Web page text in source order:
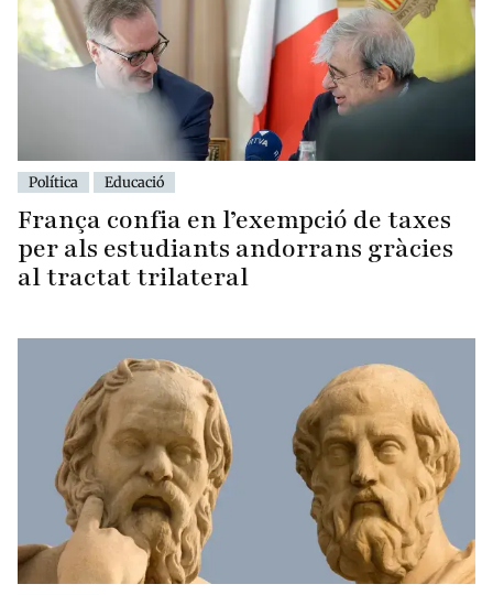
Política Educació
França confia en l’exempció de taxes
per als estudiants andorrans gràcies
al tractat trilateral